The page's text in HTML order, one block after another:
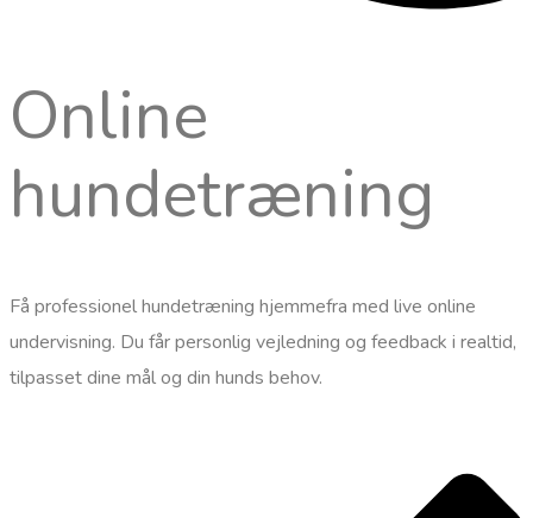
Online
hundetræning
Få professionel hundetræning hjemmefra med live online
undervisning. Du får personlig vejledning og feedback i realtid,
tilpasset dine mål og din hunds behov.